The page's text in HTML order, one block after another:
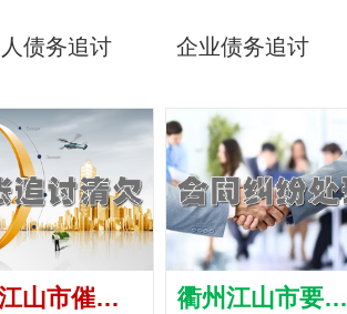
债务追讨 企业债务追讨
衢州江山市催债公司 衢州江山市要账公司